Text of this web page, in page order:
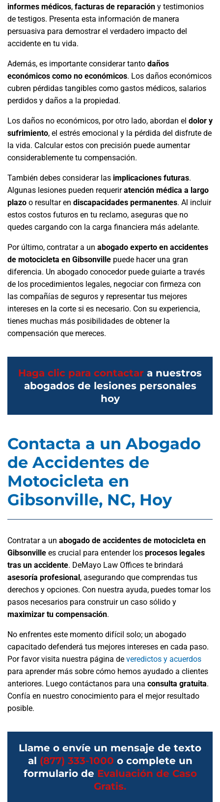
informes médicos, facturas de reparación y testimonios
de testigos. Presenta esta información de manera
persuasiva para demostrar el verdadero impacto del
accidente en tu vida.
Además, es importante considerar tanto daños
económicos como no económicos. Los daños económicos
cubren pérdidas tangibles como gastos médicos, salarios
perdidos y daños a la propiedad.
Los daños no económicos, por otro lado, abordan el dolor y
sufrimiento, el estrés emocional y la pérdida del disfrute de
la vida. Calcular estos con precisión puede aumentar
considerablemente tu compensación.
También debes considerar las implicaciones futuras.
Algunas lesiones pueden requeriratención médica a largo
plazo o resultar en discapacidades permanentes. Al incluir
estos costos futuros en tu reclamo, aseguras que no
quedes cargando con la carga financiera más adelante.
Por último, contratar a un abogado experto en accidentes
de motocicleta en Gibsonville puede hacer una gran
diferencia. Un abogado conocedor puede guiarte a través
de los procedimientos legales, negociar con firmeza con
las compañías de seguros y representar tus mejores
intereses en la corte si es necesario. Con su experiencia,
tienes muchas más posibilidades de obtener la
compensación que mereces.
Haga clic para contactar a nuestros
abogados de lesiones personales
hoy
Contacta a un Abogado
de Accidentes de
Motocicleta en
Gibsonville, NC, Hoy
Contratar a un abogado de accidentes de motocicleta en
Gibsonville es crucial para entender los procesos legales
tras un accidente. DeMayo Law Offices te brindará
asesoría profesional, asegurando que comprendas tus
derechos y opciones. Con nuestra ayuda, puedes tomar los
pasos necesarios para construir un caso sólido y
maximizar tu compensación.
No enfrentes este momento difícil solo; un abogado
capacitado defenderá tus mejores intereses en cada paso.
Por favor visita nuestra página de veredictos y acuerdos
para aprender más sobre cómo hemos ayudado a clientes
anteriores. Luego contáctanos para una consulta gratuita.
Confía en nuestro conocimiento para el mejor resultado
posible.
Llame o envíe un mensaje de texto
al (877) 333-1000 o complete un
formulario de Evaluación de Caso
Gratis.